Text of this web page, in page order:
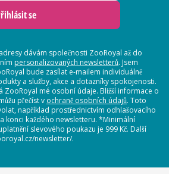
se
dávám společnosti ZooRoyal až do
personalizovaných newsletterů. Jsem
bude zasílat e-mailem individuálně
a služby, akce a dotazníky spokojenosti.
ZooRoyal mé osobní údaje. Bližší informace o
přečíst v ochraně osobních údajů. Toto
například prostřednictvím odhlašovacího
konci každého newsletteru. *Minimální
slevového poukazu je 999 Kč. Další
newsletter/.